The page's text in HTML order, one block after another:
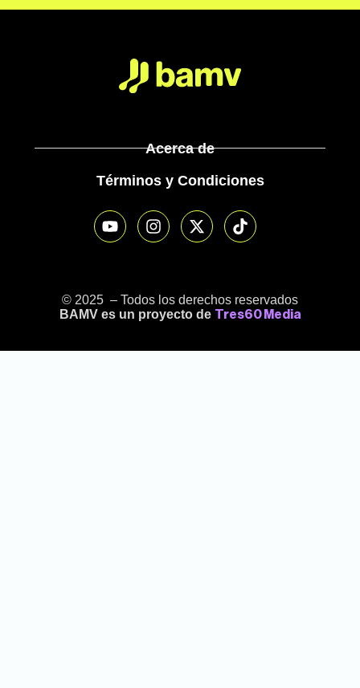
Acerca de
Términos y Condiciones
© 2025 – Todos los derechos reservados
BAMV es un proyecto de Tres60 Media